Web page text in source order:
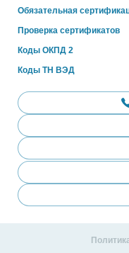
Обязательная
Проверка сертификатов
Коды ОКПД 2
Коды ТН ВЭД